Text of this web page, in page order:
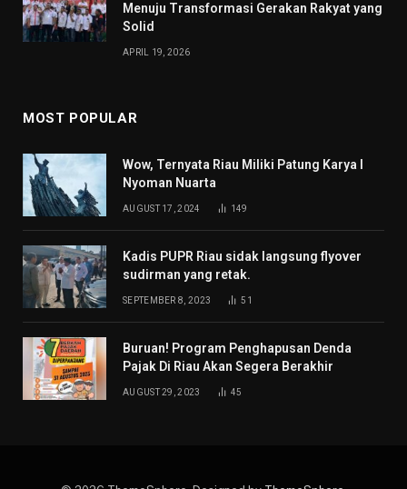
Menuju Transformasi Gerakan Rakyat yang
Solid
APRIL 19, 2026
MOST POPULAR
Wow, Ternyata Riau Miliki Patung Karya I
Nyoman Nuarta
AUGUST 17, 2024 149
Kadis PUPR Riau sidak langsung flyover
sudirman yang retak.
SEPTEMBER 8, 2023 51
Buruan! Program Penghapusan Denda
Pajak Di Riau Akan Segera Berakhir
AUGUST 29, 2023 45